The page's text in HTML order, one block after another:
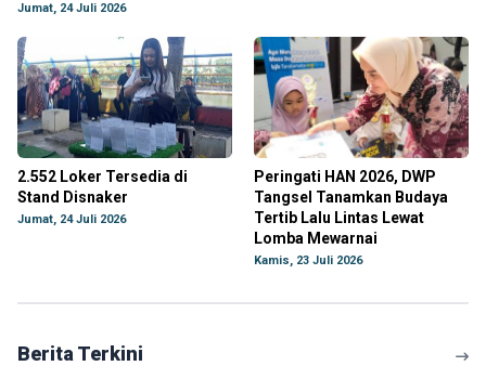
Jumat, 24 Juli 2026
2.552 Loker Tersedia di
Stand Disnaker
Jumat, 24 Juli 2026
Peringati HAN 2026, DWP
Tangsel Tanamkan Budaya
Tertib Lalu Lintas Lewat
Lomba Mewarnai
Kamis, 23 Juli 2026
Berita Terkini